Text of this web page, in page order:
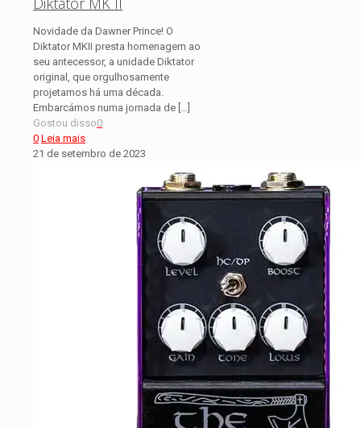
Novidade da Dawner Prince! O
Diktator MKII presta homenagem ao
seu antecessor, a unidade Diktator
original, que orgulhosamente
projetamos há uma década.
Embarcámos numa jornada de
Gostou disso0
0 Leia mais
21 de setembro de 2023